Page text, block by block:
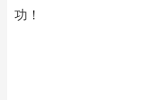
功！